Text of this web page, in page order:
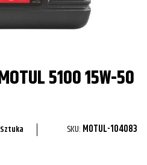
5100 15W-50
Sztuka SKU: MOTUL-104083